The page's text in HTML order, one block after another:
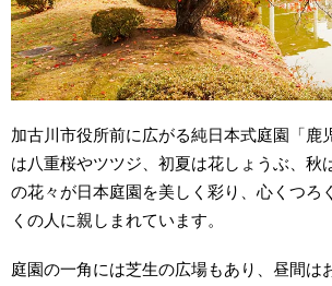
加古川市役所前に広がる純日本式庭園「鹿
は八重桜やツツジ、初夏は花しょうぶ、秋
の花々が日本庭園を美しく彩り、心くつろ
くの人に親しまれています。
庭園の一角には芝生の広場もあり、昼間は